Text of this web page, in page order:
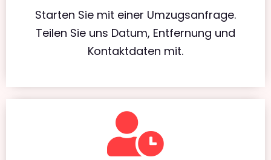
Starten Sie mit einer Umzugsanfrage.
Teilen Sie uns Datum, Entfernung und
Kontaktdaten mit.